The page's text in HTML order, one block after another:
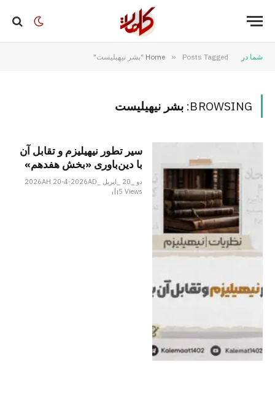
شما در Home » Posts Tagged "بشر نیهیلیست"
BROWSING: بشر نیهیلیست
سیر تطور نیهیلیزم و تقابل آن
با دین‌باوری «بخش هفدهم»
دو _20 _اپریل _2026AH 20-4-2026AD
5Views